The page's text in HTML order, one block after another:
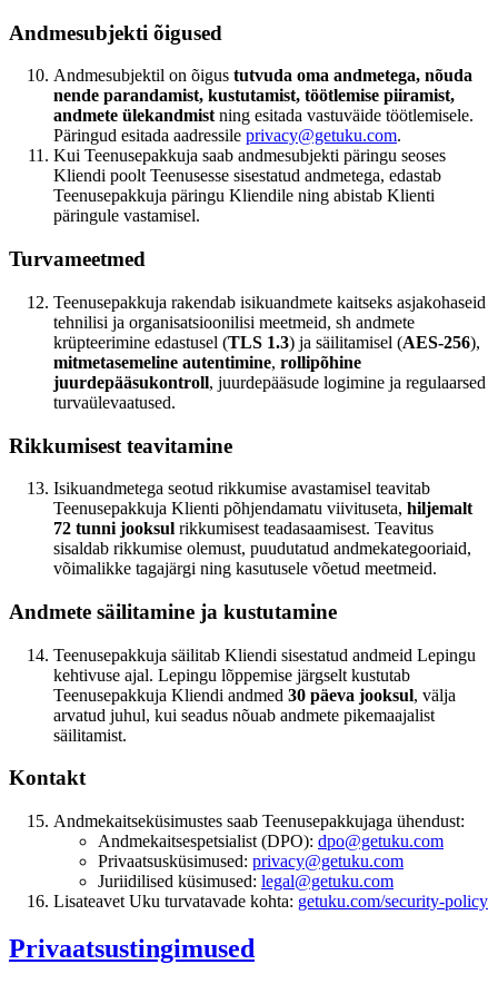
Andmesubjekti õigused
Andmesubjektil on õigus tutvuda oma andmetega, nõuda
nende parandamist, kustutamist, töötlemise piiramist,
andmete ülekandmistning esitada vastuväide töötlemisele.
Päringud esitada aadressile privacy@getuku.com.
Kui Teenusepakkuja saab andmesubjekti päringu seoses
Kliendi poolt Teenusesse sisestatud andmetega, edastab
Teenusepakkuja päringu Kliendile ning abistab Klienti
päringule vastamisel.
Turvameetmed
Teenusepakkuja rakendab isikuandmete kaitseks asjakohaseid
tehnilisi ja organisatsioonilisi meetmeid, sh andmete
krüpteerimine edastusel (TLS 1.3) ja säilitamisel (AES-256),
mitmetasemeline autentimine, rollipõhine
juurdepääsukontroll, juurdepääsude logimine ja regulaarsed
turvaülevaatused.
Rikkumisest teavitamine
Isikuandmetega seotud rikkumise avastamisel teavitab
Teenusepakkuja Klienti põhjendamatu viivituseta, hiljemalt
72 tunni jooksul rikkumisest teadasaamisest. Teavitus
sisaldab rikkumise olemust, puudutatud andmekategooriaid,
võimalikke tagajärgi ning kasutusele võetud meetmeid.
Andmete säilitamine ja kustutamine
Teenusepakkuja säilitab Kliendi sisestatud andmeid Lepingu
kehtivuse ajal. Lepingu lõppemise järgselt kustutab
Teenusepakkuja Kliendi andmed 30 päeva jooksul, välja
arvatud juhul, kui seadus nõuab andmete pikemaajalist
säilitamist.
Kontakt
Andmekaitseküsimustes saab Teenusepakkujaga ühendust:
Andmekaitsespetsialist (DPO): dpo@getuku.com
Privaatsusküsimused: privacy@getuku.com
Juriidilised küsimused: legal@getuku.com
Lisateavet Uku turvatavade kohta: getuku.com/security-policy
Privaatsustingimused